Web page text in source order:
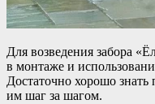
Для возведения забора
в монтаже и
Достаточно хорошо знать
им шаг за шагом.